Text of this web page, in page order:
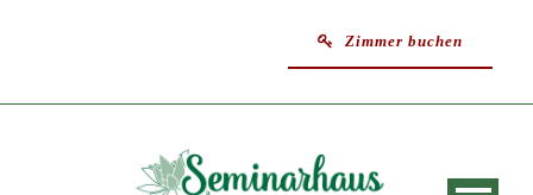
Zimmer buchen